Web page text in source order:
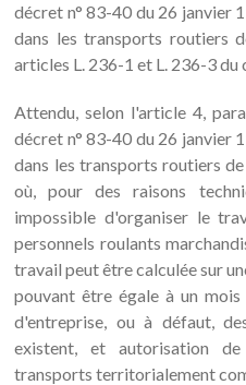
décret n° 83-40 du 26 janvier
dans les transports routiers
articles L. 236-1 et L. 236-3 du
Attendu, selon l'article 4,
décret n° 83-40 du 26 janvier
dans les transports routiers
où, pour des raisons
impossible d'organiser le
personnels roulants
travail peut être calculée sur
pouvant être égale à un
d'entreprise, ou à défaut,
existent, et autorisation
transports territorialement